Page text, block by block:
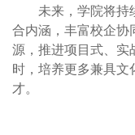
未来，学院将持
合内涵，丰富校企协
源，推进项目式、实
时，培养更多兼具文
才。